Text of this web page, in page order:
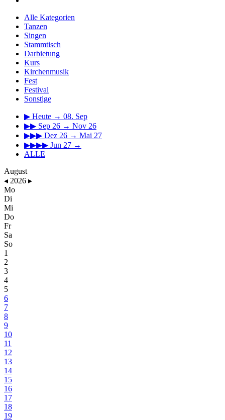
Alle Kategorien
Tanzen
Singen
Stammtisch
Darbietung
Kurs
Kirchenmusik
Fest
Festival
Sonstige
▶ Heute → 08. Sep
▶▶ Sep 26 → Nov 26
▶▶▶ Dez 26 → Mai 27
▶▶▶▶ Jun 27 →
ALLE
August
◂ 2026 ▸
Mo
Di
Mi
Do
Fr
Sa
So
1
2
3
4
5
6
7
8
9
10
11
12
13
14
15
16
17
18
19